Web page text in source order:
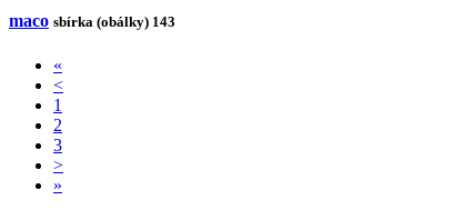
maco sbírka (obálky) 143
«
<
1
2
3
>
»